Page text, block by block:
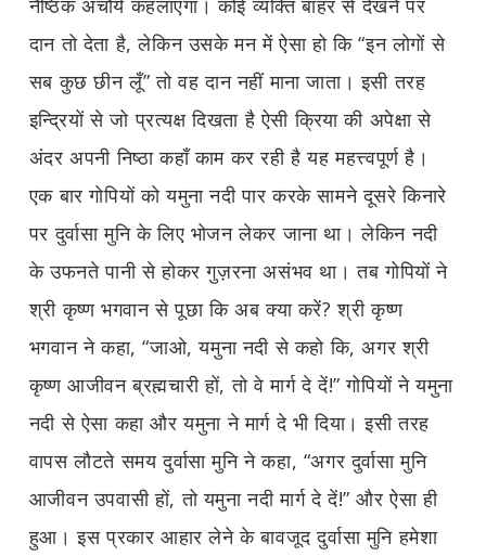
नैष्ठिक अचौर्य कहलाएगा। कोई व्यक्ति बाहर से देखने पर
दान तो देता है, लेकिन उसके मन में ऐसा हो कि “इन लोगों से
सब कुछ छीन लूँ” तो वह दान नहीं माना जाता। इसी तरह
इन्द्रियों से जो प्रत्यक्ष दिखता है ऐसी क्रिया की अपेक्षा से
अंदर अपनी निष्ठा कहाँ काम कर रही है यह महत्त्वपूर्ण है।
एक बार गोपियों को यमुना नदी पार करके सामने दूसरे किनारे
पर दुर्वासा मुनि के लिए भोजन लेकर जाना था। लेकिन नदी
के उफनते पानी से होकर गुज़रना असंभव था। तब गोपियों ने
श्री कृष्ण भगवान से पूछा कि अब क्या करें? श्री कृष्ण
भगवान ने कहा, “जाओ, यमुना नदी से कहो कि, अगर श्री
कृष्ण आजीवन ब्रह्मचारी हों, तो वे मार्ग दे दें!” गोपियों ने यमुना
नदी से ऐसा कहा और यमुना ने मार्ग दे भी दिया। इसी तरह
वापस लौटते समय दुर्वासा मुनि ने कहा, “अगर दुर्वासा मुनि
आजीवन उपवासी हों, तो यमुना नदी मार्ग दे दें!” और ऐसा ही
हुआ। इस प्रकार आहार लेने के बावजूद दुर्वासा मुनि हमेशा